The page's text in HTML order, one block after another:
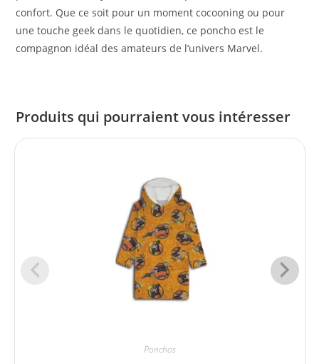
confort. Que ce soit pour un moment cocooning ou pour
une touche geek dans le quotidien, ce poncho est le
compagnon idéal des amateurs de l’univers Marvel.
Produits qui pourraient vous intéresser
Ponchos